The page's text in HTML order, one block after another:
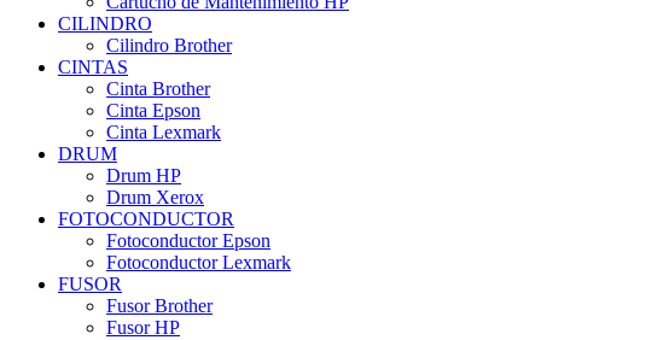
CILINDRO
Cilindro Brother
CINTAS
Cinta Brother
Cinta Epson
Cinta Lexmark
DRUM
Drum HP
Drum Xerox
FOTOCONDUCTOR
Fotoconductor Epson
Fotoconductor Lexmark
FUSOR
Fusor Brother
Fusor HP